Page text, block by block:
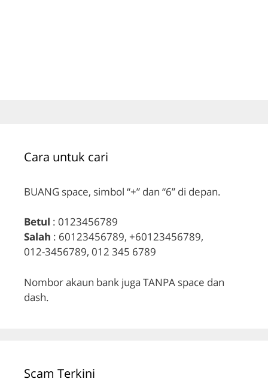
Cara untuk cari
BUANG space, simbol “+” dan “6” di depan.
Betul : 0123456789
Salah : 60123456789, +60123456789,
012-3456789, 012 345 6789
Nombor akaun bank juga TANPA space dan
dash.
Scam Terkini